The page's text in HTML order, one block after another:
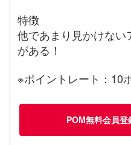
特徴
他であまり見かけな
がある！
※ポイントレート：10
POM無料会員登